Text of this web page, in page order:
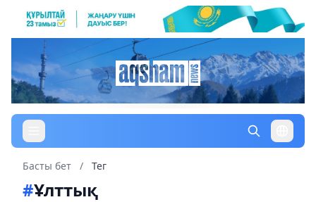
Басты бет / Тег
#Ұлттық